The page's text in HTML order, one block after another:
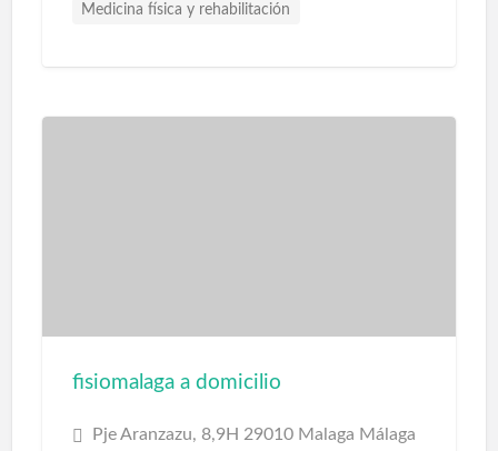
Medicina física y rehabilitación
fisiomalaga a domicilio
Pje Aranzazu, 8,9H 29010 Malaga Málaga